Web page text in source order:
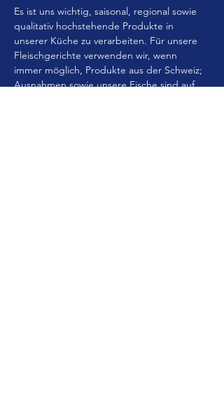
Es ist uns wichtig, saisonal, regional sowie
qualitativ hochstehende Produkte in
unserer Küche zu verarbeiten. Für unsere
Fleischgerichte verwenden wir, wenn
immer möglich, Produkte aus der Schweiz;
Ausnahmen sowie unsere Fische sind auf